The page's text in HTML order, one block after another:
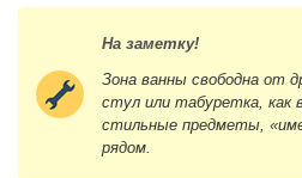
На заметку!
Зона ванны свободна от
стул или табуретка, как
стильные предметы,
рядом.